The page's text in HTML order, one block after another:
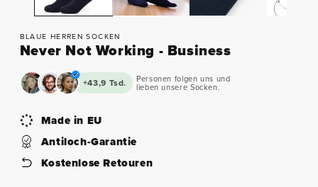
BLAUE HERREN SOCKEN
Never Not Working - Business
+43,9 Tsd. Personen folgen uns und
lieben unsere Socken.
Made in EU
Antiloch-Garantie
Kostenlose Retouren